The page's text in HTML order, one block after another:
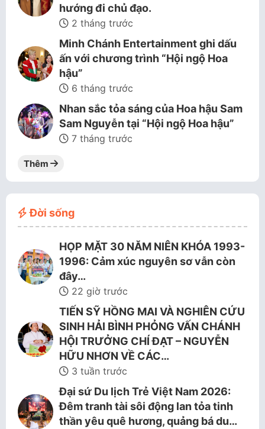
hướng đi chủ đạo.
2 tháng trước
Minh Chánh Entertainment ghi dấu
ấn với chương trình “Hội ngộ Hoa
hậu”
6 tháng trước
Nhan sắc tỏa sáng của Hoa hậu Sam
Sam Nguyễn tại “Hội ngộ Hoa hậu”
7 tháng trước
Thêm
Đời sống
HỌP MẶT 30 NĂM NIÊN KHÓA 1993-
1996: Cảm xúc nguyên sơ vẫn còn
đây…
22 giờ trước
TIẾN SỸ HỒNG MAI VÀ NGHIÊN CỨU
SINH HẢI BÌNH PHỎNG VẤN CHÁNH
HỘI TRƯỞNG CHÍ ĐẠT – NGUYỄN
HỮU NHƠN VỀ CÁC…
3 tuần trước
Đại sứ Du lịch Trẻ Việt Nam 2026:
Đêm tranh tài sôi động lan tỏa tinh
thần yêu quê hương, quảng bá du…